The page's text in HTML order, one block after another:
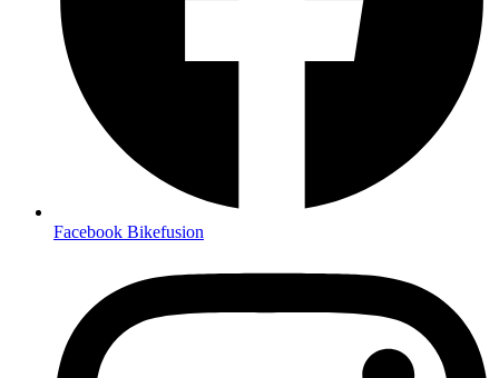
Facebook Bikefusion